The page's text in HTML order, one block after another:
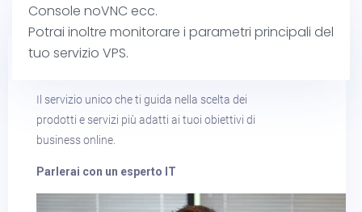
Console noVNC ecc.
Potrai inoltre monitorare i parametri principali del
tuo servizio VPS.
Il servizio unico che ti guida nella scelta dei
prodotti e servizi più adatti ai tuoi obiettivi di
business online.
Parlerai con un esperto IT